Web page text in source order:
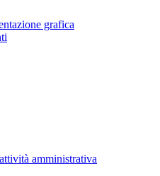
grafica
amministrativa